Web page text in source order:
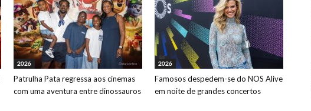
2026
Patrulha Pata regressa aos cinemas
com uma aventura entre dinossauros
2026
Famosos despedem-se do NOS Alive
em noite de grandes concertos